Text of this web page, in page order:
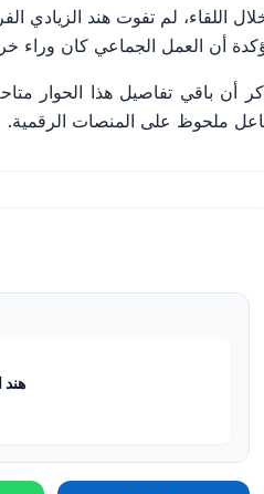
اللقاء، لم تفوت هند الزيادي
أن العمل الجماعي كان وراء
أن باقي تفاصيل هذا الحوار
ملحوظ على المنصات الرقمية.
هند